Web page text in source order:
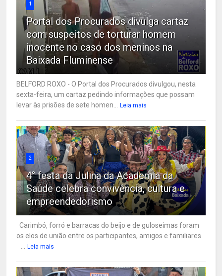
1
Portal dos Procurados divulga cartaz
com suspeitos de torturar homem
inocente no caso dos meninos na
Baixada Fluminense
BELFORD ROXO - O Portal dos Procurados divulgou, nesta
sexta-feira, um cartaz pedindo informações que possam
levar às prisões de sete homen...
Leia mais
2
4° festa da Julina da Academia da
Saúde celebra convivência, cultura e
empreendedorismo
Carimbó, forró e barracas do beijo e de guloseimas foram
os elos de união entre os participantes, amigos e familiares
Leia mais